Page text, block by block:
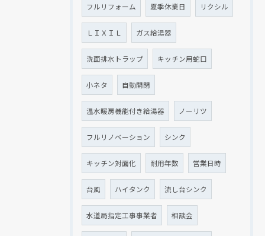
フルリフォーム 夏季休業日 リクシル
ＬＩＸＩＬ ガス給湯器
洗面排水トラップ キッチン用蛇口
小ネタ 自動開閉
温水暖房機能付き給湯器 ノーリツ
フルリノベーション シンク
キッチン対面化 耐用年数 営業日時
台風 ハイタンク 流し台シンク
水道局指定工事事業者 相談会